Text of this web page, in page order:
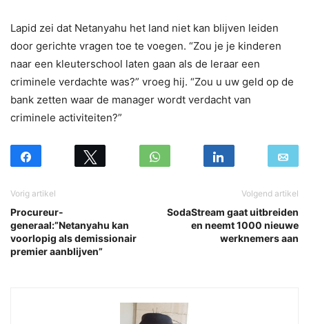
Lapid zei dat Netanyahu het land niet kan blijven leiden
door gerichte vragen toe te voegen. “Zou je je kinderen
naar een kleuterschool laten gaan als de leraar een
criminele verdachte was?” vroeg hij. “Zou u uw geld op de
bank zetten waar de manager wordt verdacht van
criminele activiteiten?”
Vorig artikel
Procureur-
generaal:”Netanyahu kan
voorlopig als demissionair
premier aanblijven”
Volgend artikel
SodaStream gaat uitbreiden
en neemt 1000 nieuwe
werknemers aan